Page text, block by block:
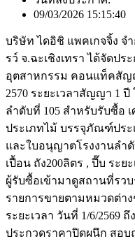
09/03/2026 15:15:40
บริษัท ไดอิชิ แพคเกจจิ้ง จ
รว์ จ.ฉะเชิงเทรา ได้จัดป
อุตสาหกรรม คอนแท็คสัญ
2570 ระยะเวลาสัญญา 1
ลำดับที่ 105 สำหรับรับซื้อ
ประเภทไม้ บรรจุภัณฑ์ปร
และใบอนุญาตโรงงานลำ
เปื้อน ถัง200ลิตร , ปี๊บ ระย
ผู้รับซื้อเข้ามาดูสถานที่รว
รายการขายตามหมวดต่า
ระยะเวลา วันที่ 1/6/2569
ประกวดราคาปิดผนึก สอบ